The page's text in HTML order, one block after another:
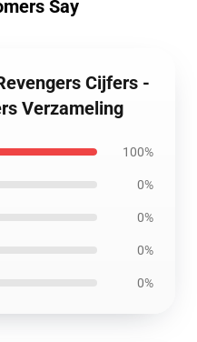
Say
Cijfers -
Verzameling
100%
0%
0%
0%
0%